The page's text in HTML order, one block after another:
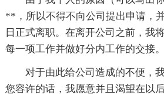
**，所以不得不向公司提出申请，
日正式离职。在离开公司之前，我
每一项工作并做好分内工作的交接。
对于由此给公司造成的不便，
您容许的话，我愿意并且渴望在以